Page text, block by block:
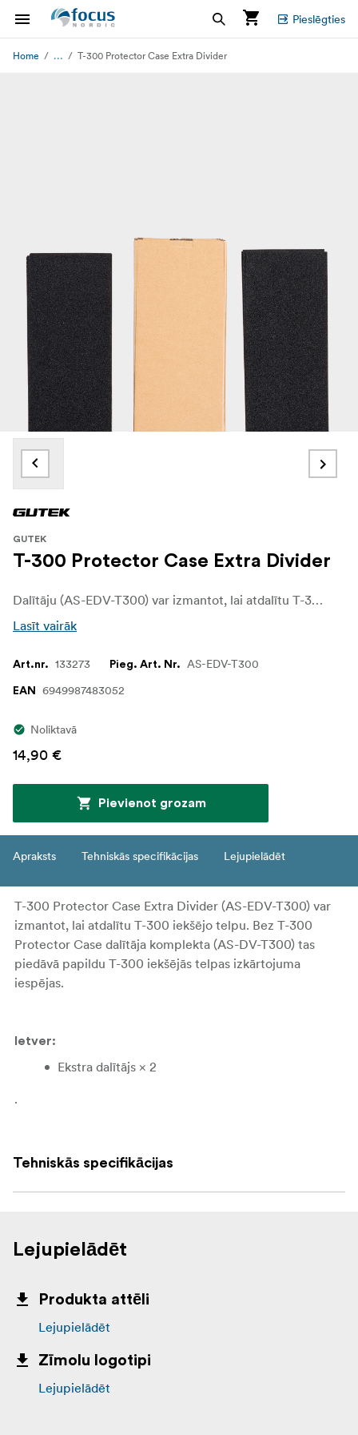
Pieslēgties
Home ... T-300 Protector Case Extra Divider
GUTEK
T-300 Protector Case Extra Divider
Dalītāju (AS-EDV-T300) var izmantot, lai atdalītu T-300 iekšējo telpu.
Lasīt vairāk
Art.nr. 133273 Pieg. Art. Nr. AS-EDV-T300
EAN 6949987483052
Noliktavā
14,90 €
Pievienot grozam
Apraksts Tehniskās specifikācijas Lejupielādēt
T-300 Protector Case Extra Divider (AS-EDV-T300) var
izmantot, lai atdalītu T-300 iekšējo telpu. Bez T-300
Protector Case dalītāja komplekta (AS-DV-T300) tas
piedāvā papildu T-300 iekšējās telpas izkārtojuma
iespējas.
Ietver:
Ekstra dalītājs × 2
.
Tehniskās specifikācijas
Lejupielādēt
Produkta attēli
Lejupielādēt
Zīmolu logotipi
Lejupielādēt